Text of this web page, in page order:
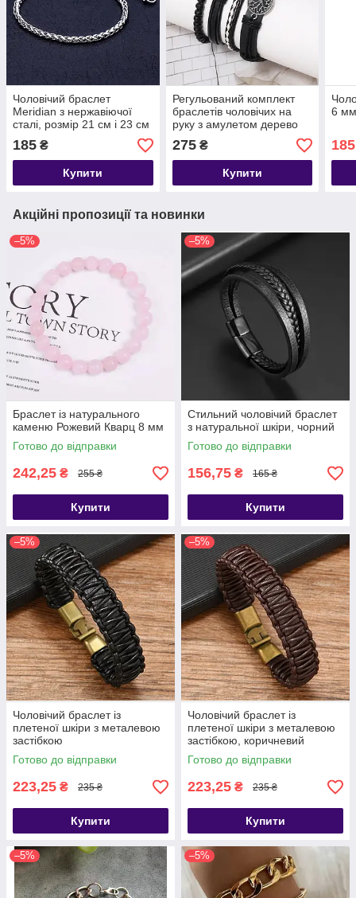
Чоловічий браслет
Meridian з нержавіючої
сталі, розмір 21 см і 23 см
185 ₴
Купити
Регульований комплект
браслетів чоловічих на
руку з амулетом дерево
життя, чоловічий браслет
на руку
275₴
Купити
6
Акційні пропозиції та новинки
–5%
Браслет із натурального
каменю Рожевий Кварц 8 мм
Готово до відправки
242,25 ₴ 255 ₴
Купити
–5%
Стильний чоловічий браслет
з натуральної шкіри, чорний
Готово до відправки
156,75 ₴ 165 ₴
Купити
–5%
Чоловічий браслет із
плетеної шкіри з металевою
застібкою
Готово до відправки
223,25 ₴ 235 ₴
Купити
–5%
Чоловічий браслет із
плетеної шкіри з металевою
застібкою, коричневий
Готово до відправки
223,25 ₴ 235 ₴
Купити
–5% –5%